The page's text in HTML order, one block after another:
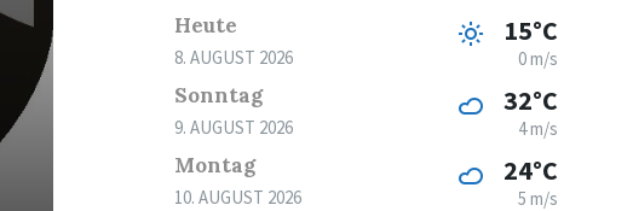
Heute
8. AUGUST 2026
15°C
0 m/s
Sonntag
9. AUGUST 2026
32°C
4 m/s
Montag
10. AUGUST 2026
24°C
5 m/s